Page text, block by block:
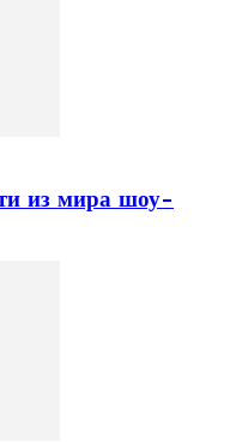
из мира шоу-